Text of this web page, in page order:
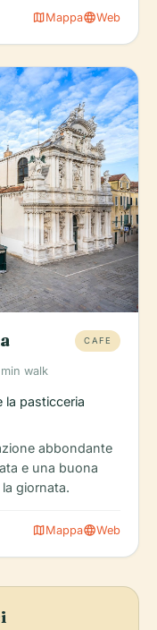
PM, Tuesday: 12:30 –
mapMappalanguageWeb
CAFE
walk
la pasticceria
abbondante
e una buona
giornata.
mapMappalanguageWeb